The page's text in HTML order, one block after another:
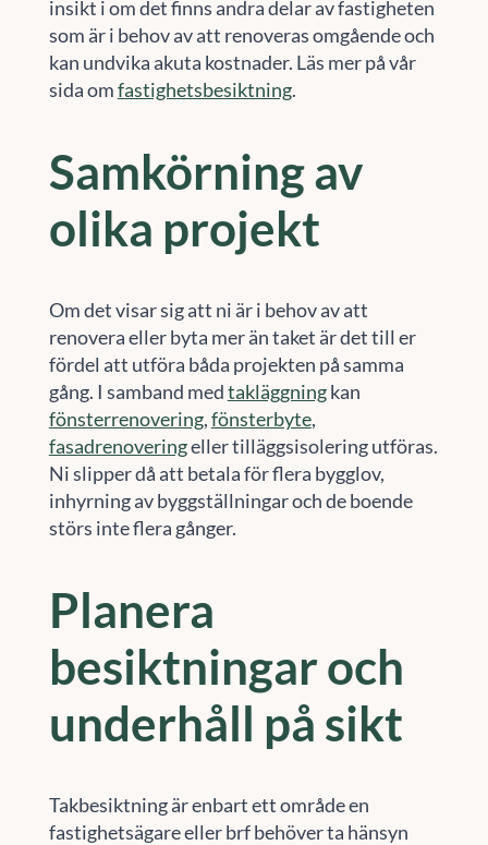
insikt i om det finns andra delar av fastigheten
som är i behov av att renoveras omgående och
kan undvika akuta kostnader. Läs mer på vår
sida omfastighetsbesiktning.
Samkörning av
olika projekt
Om det visar sig att ni är i behov av att
renovera eller byta mer än taket är det till er
fördel att utföra båda projekten på samma
gång. I samband medtakläggningkan
fönsterrenovering,fönsterbyte,
fasadrenoveringeller tilläggsisolering utföras.
Ni slipper då att betala för flera bygglov,
inhyrning av byggställningar och de boende
störs inte flera gånger.
Planera
besiktningar och
underhåll på sikt
Takbesiktning är enbart ett område en
fastighetsägare eller brf behöver ta hänsyn